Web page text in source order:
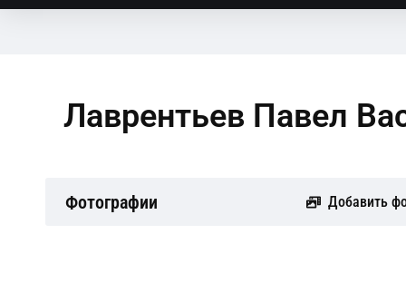
Лаврентьев Павел
Фотографии Добавить